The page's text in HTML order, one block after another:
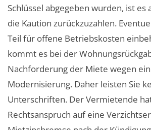
Schlüssel abgegeben wurden, ist es
die Kaution zurückzuzahlen.
Teil für offene Betriebskosten
kommt es bei der
Nachforderung der Miete wegen
Modernisierung. Daher leisten Sie
Unterschriften. Der Vermietende
Rechtsanspruch auf eine